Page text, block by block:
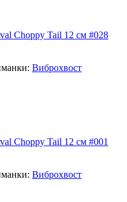
Choppy Tail 12 см #028
Виброхвост
Choppy Tail 12 см #001
Виброхвост